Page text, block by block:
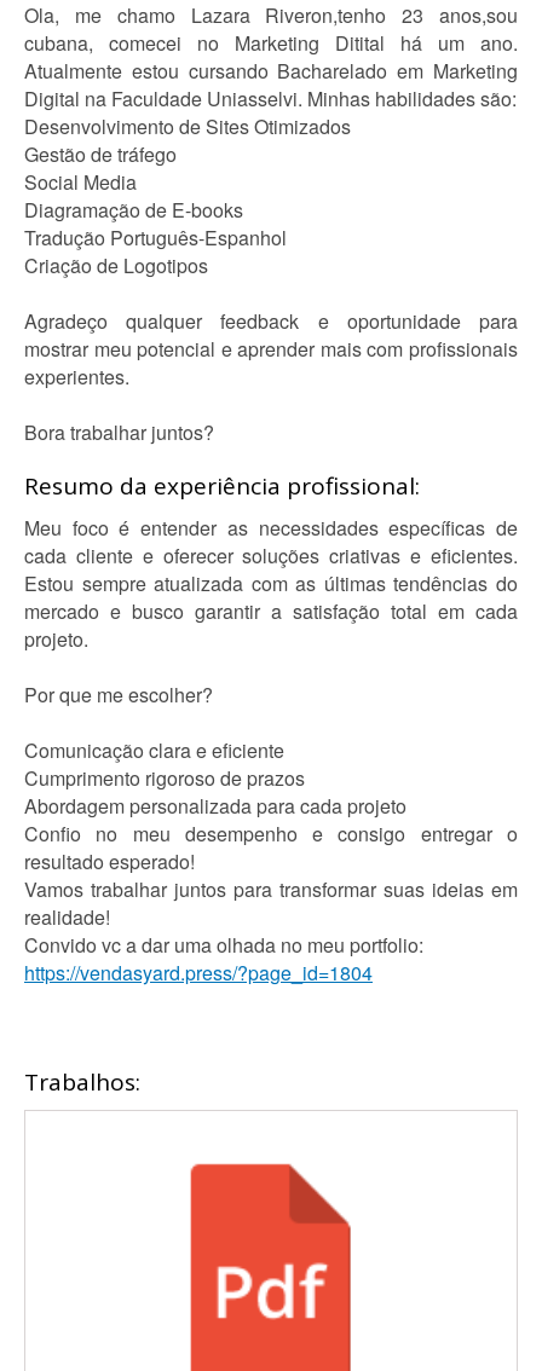
Ola, me chamo Lazara Riveron,tenho 23 anos,sou
cubana, comecei no Marketing Ditital há um ano.
Atualmente estou cursando Bacharelado em Marketing
Digital na Faculdade Uniasselvi. Minhas habilidades são:
Desenvolvimento de Sites Otimizados
Gestão de tráfego
Social Media
Diagramação de E-books
Tradução Português-Espanhol
Criação de Logotipos
Agradeço qualquer feedback e oportunidade para
mostrar meu potencial e aprender mais com profissionais
experientes.
Bora trabalhar juntos?
Resumo da experiência profissional:
Meu foco é entender as necessidades específicas de
cada cliente e oferecer soluções criativas e eficientes.
Estou sempre atualizada com as últimas tendências do
mercado e busco garantir a satisfação total em cada
projeto.
Por que me escolher?
Comunicação clara e eficiente
Cumprimento rigoroso de prazos
Abordagem personalizada para cada projeto
Confio no meu desempenho e consigo entregar o
resultado esperado!
Vamos trabalhar juntos para transformar suas ideias em
realidade!
Convido vc a dar uma olhada no meu portfolio:
https://vendasyard.press/?page_id=1804
Trabalhos: